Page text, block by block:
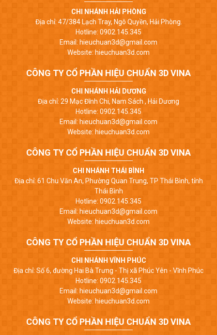
CHI NHÁNH HẢI PHÒNG
Địa chỉ: 47/384 Lạch Tray, Ngô Quyền, Hải Phòng.
Hotline: 0902.145.345
Email: hieuchuan3d@gmail.com
Website: hieuchuan3d.com
CÔNG TY CỔ PHẦN HIỆU CHUẨN 3D VINA
CHI NHÁNH HẢI DƯƠNG
Địa chỉ: 29 Mạc Đĩnh Chi, Nam Sách , Hải Dương
Hotline: 0902.145.345
Email: hieuchuan3d@gmail.com
Website: hieuchuan3d.com
CÔNG TY CỔ PHẦN HIỆU CHUẨN 3D VINA
CHI NHÁNH THÁI BÌNH
Địa chỉ: 61 Chu Văn An, Phường Quan Trung, TP Thái Bình, tỉnh
Thái Bình
Hotline: 0902.145.345
Email: hieuchuan3d@gmail.com
Website: hieuchuan3d.com
CÔNG TY CỔ PHẦN HIỆU CHUẨN 3D VINA
CHI NHÁNH VĨNH PHÚC
Địa chỉ: Số 6, đường Hai Bà Trưng - Thị xã Phúc Yên - Vĩnh Phúc
Hotline: 0902.145.345
Email: hieuchuan3d@gmail.com
Website: hieuchuan3d.com
CÔNG TY CỔ PHẦN HIỆU CHUẨN 3D VINA